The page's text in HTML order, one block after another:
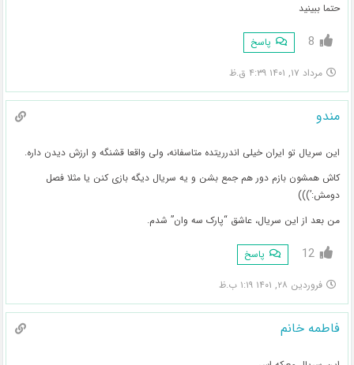
حتما ببینید
8 پاسخ
مرداد ۱۷, ۱۴۰۱ ۴:۳۹ ق.ظ
مندو
این سریال تو ایران خیلی اندرریتده متاسفانه، ولی واقعا قشنگه و ارزش دیدن داره.
کاش همشون بازم دور هم جمع بشن و یه سریال دیگه بازی کنن یا مثلا فصل
دومش:’)))
من بعد از این سریال، عاشق “پارک سه وان” شدم.
12 پاسخ
فروردین ۲۸, ۱۴۰۱ ۱:۱۹ ب.ظ
فاطمه خانم